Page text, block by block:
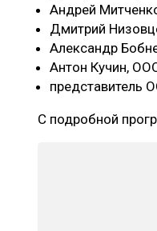
Андрей
Дмитрий
Александр
Антон Кучин,
С подробной